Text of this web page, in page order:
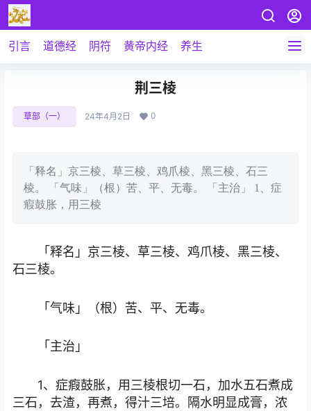
引言 道德经 阴符 黄帝内经 养生
荆三棱
草部（一） 24年4月2日 0
「释名」京三棱、草三棱、鸡爪棱、黑三棱、石三
棱。 「气味」（根）苦、平、无毒。 「主治」 1、症
瘕鼓胀，用三棱
「释名」京三棱、草三棱、鸡爪棱、黑三棱、
石三棱。
「气味」（根）苦、平、无毒。
「主治」
1、症瘕鼓胀，用三棱根切一石，加水五石煮成
三石，去渣，再煮，得汁三培。隔水明显成膏，浓